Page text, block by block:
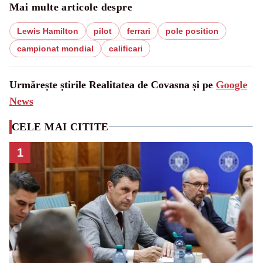
Mai multe articole despre
Lewis Hamilton pilot ferrari
pole position
campionat mondial
calificari
Urmărește știrile Realitatea de Covasna și pe Google
News
CELE MAI CITITE
1